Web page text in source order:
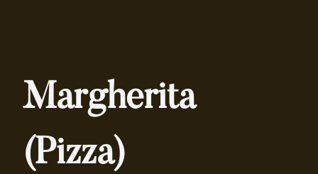
Margherita
(Pizza)